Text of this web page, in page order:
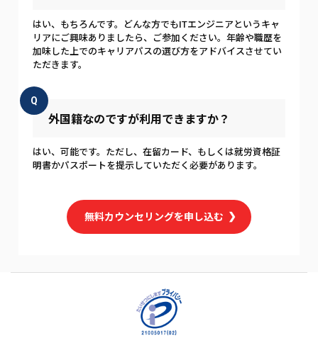
はい、もちろんです。どんな方でもITエンジニアというキャ
リアにご興味ありましたら、ご参加ください。年齢や職歴を
加味した上でのキャリアパスの選び方をアドバイスさせてい
ただきます。
Q
外国籍なのですが利用できますか？
はい、可能です。ただし、在留カード、もしくは就労資格証
明書かパスポートを提示していただく必要があります。
無料カウンセリングを申し込む